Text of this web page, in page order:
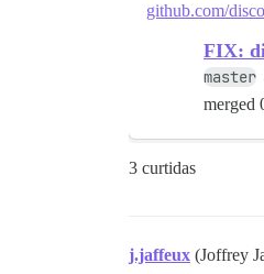
github.com/
FIX:
master
merged
3 curtidas
j.jaffeux (Joffrey